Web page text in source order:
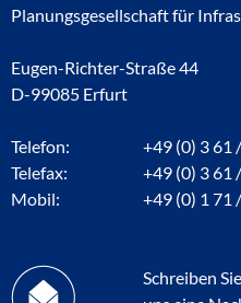
Planungsgesellschaft für
Eugen-Richter-Straße 44
D-99085 Erfurt
Telefon:
+49 (0) 3 61
Telefax:
+49 (0) 3 61
Mobil:
+49 (0) 1 71
Schreiben Sie